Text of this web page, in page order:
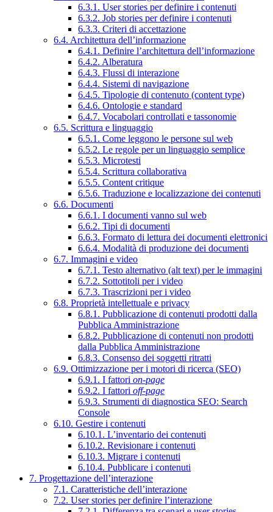
6.3.1. User stories per definire i contenuti
6.3.2. Job stories per definire i contenuti
6.3.3. Criteri di accettazione
6.4. Architettura dell’informazione
6.4.1. Definire l’architettura dell’informazione
6.4.2. Alberatura
6.4.3. Flussi di interazione
6.4.4. Sistemi di navigazione
6.4.5. Tipologie di contenuto (content type)
6.4.6. Ontologie e standard
6.4.7. Vocabolari controllati e tassonomie
6.5. Scrittura e linguaggio
6.5.1. Come leggono le persone sul web
6.5.2. Le regole per un linguaggio semplice
6.5.3. Microtesti
6.5.4. Scrittura collaborativa
6.5.5. Content critique
6.5.6. Traduzione e localizzazione dei contenuti
6.6. Documenti
6.6.1. I documenti vanno sul web
6.6.2. Tipi di documenti
6.6.3. Formato di lettura dei documenti elettronici
6.6.4. Modalità di produzione dei documenti
6.7. Immagini e video
6.7.1. Testo alternativo (alt text) per le immagini
6.7.2. Sottotitoli per i video
6.7.3. Trascrizioni per i video
6.8. Proprietà intellettuale e privacy
6.8.1. Pubblicazione di contenuti prodotti dalla
Pubblica Amministrazione
6.8.2. Pubblicazione di contenuti non prodotti
dalla Pubblica Amministrazione
6.8.3. Consenso dei soggetti ritratti
6.9. Ottimizzazione per i motori di ricerca (SEO)
6.9.1. I fattori on-page
6.9.2. I fattori off-page
6.9.3. Strumenti di diagnostica SEO: Search
Console
6.10. Gestire i contenuti
6.10.1. L’inventario dei contenuti
6.10.2. Revisionare i contenuti
6.10.3. Migrare i contenuti
6.10.4. Pubblicare i contenuti
7. Progettazione dell’interazione
7.1. Caratteristiche dell’interazione
7.2. User stories per definire l’interazione